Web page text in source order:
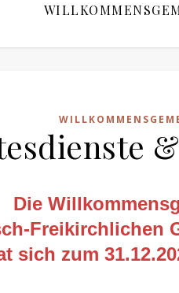
Die
Freikirchlichen
sich zum